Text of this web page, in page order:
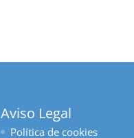
Aviso Legal
Política de cookies